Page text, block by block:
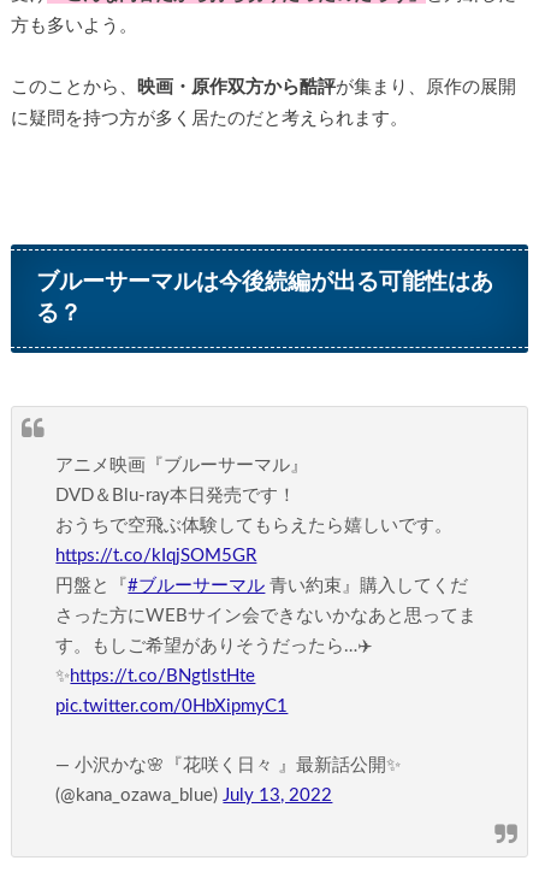
方も多いよう。
このことから、 映画・原作双方から酷評が集まり、原作の展開
に疑問を持つ方が多く居たのだと考えられます。
ブルーサーマルは今後続編が出る可能性はあ
る？
アニメ映画『ブルーサーマル』
DVD＆Blu-ray本日発売です！
おうちで空飛ぶ体験してもらえたら嬉しいです。
https://t.co/kIqjSOM5GR
円盤と『#ブルーサーマル 青い約束』購入してくだ
さった方にWEBサイン会できないかなあと思ってま
す。もしご希望がありそうだったら…✈️
✨https://t.co/BNgtlstHte
pic.twitter.com/0HbXipmyC1
— 小沢かな🌸『花咲く日々 』最新話公開✨
(@kana_ozawa_blue) July 13, 2022